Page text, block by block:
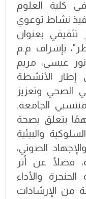
كلية العلوم
بتاريخ 5/2، تنفيذ نشاط توعوي
بعنوان
بإشراف م.م
عيسى، مريم
إطار الأنشطة
الصحي وتعزيز
الجامعة.
يتعلق بصحة
والبيئية
الصوتي،
فضلًا عن أثر
والأداء
من الإرشادات